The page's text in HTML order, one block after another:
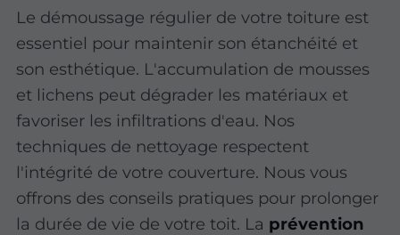
Le démoussage régulier de votre toiture est
essentiel pour maintenir son étanchéité et
son esthétique. L'accumulation de mousses
et lichens peut dégrader les matériaux et
favoriser les infiltrations d'eau. Nos
techniques de nettoyage respectent
l'intégrité de votre couverture. Nous vous
offrons des conseils pratiques pour prolonger
la durée de vie de votre toit. La prévention